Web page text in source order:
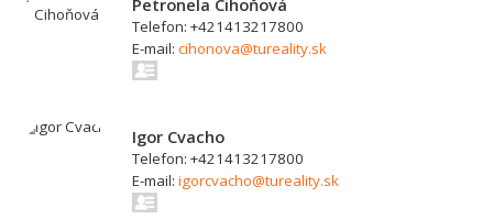
Petronela Cihoňová
Telefon: +421413217800
E-mail: cihonova@tureality.sk
Igor Cvacho
Telefon: +421413217800
E-mail: igorcvacho@tureality.sk